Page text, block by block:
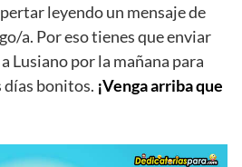
leyendo un mensaje de
a. Por eso tienes que enviar
a Lusiano por la mañana para
días bonitos. ¡Venga arriba que